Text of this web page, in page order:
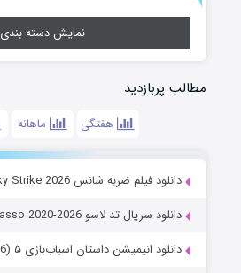
نمایش دسته بندی
مطالب پربازدید
هفتگی ماهانه
دانلود فیلم ضربه شانس Lucky Strike 2026
دانلود سریال تد لاسو Ted Lasso 2020-2026
دانلود انیمیشن داستان اسباب‌بازی ۵ Toy Story 5 (2026)